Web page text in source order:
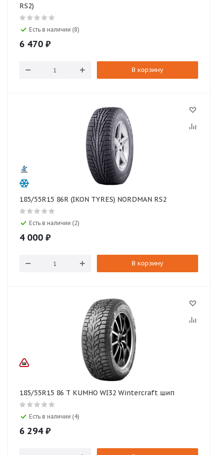
RS2)
Есть в наличии (8)
6 470 ₽
В корзину
185/55R15 86R (IKON TYRES) NORDMAN RS2
Есть в наличии (2)
4 000 ₽
В корзину
185/55R15 86 T KUMHO WI32 Wintercraft шип
Есть в наличии (4)
6 294 ₽